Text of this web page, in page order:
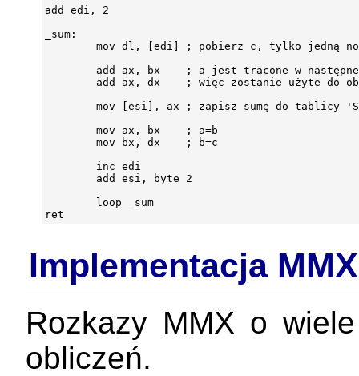
add edi, 2
_sum:
mov dl, [edi] ; pobierz c, tylko jedną
add ax, bx    ; a jest tracone w
add ax, dx    ; więc zostanie użyte do
mov [esi], ax ; zapisz sumę do tablicy
        mov ax, bx    ; a=b
        mov bx, dx    ; b=c
        inc edi
        add esi, byte 2
        loop _sum
Implementacja
Rozkazy MMX o
obliczeń.